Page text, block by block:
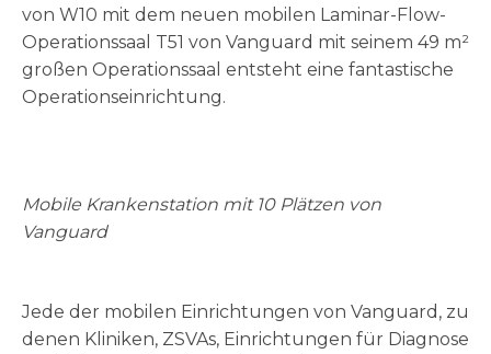
von W10 mit dem neuen mobilen Laminar-Flow-
Operationssaal T51 von Vanguard mit seinem 49 m²
großen Operationssaal entsteht eine fantastische
Operationseinrichtung.
Mobile Krankenstation mit 10 Plätzen von
Vanguard
Jede der mobilen Einrichtungen von Vanguard, zu
denen Kliniken, ZSVAs, Einrichtungen für Diagnose